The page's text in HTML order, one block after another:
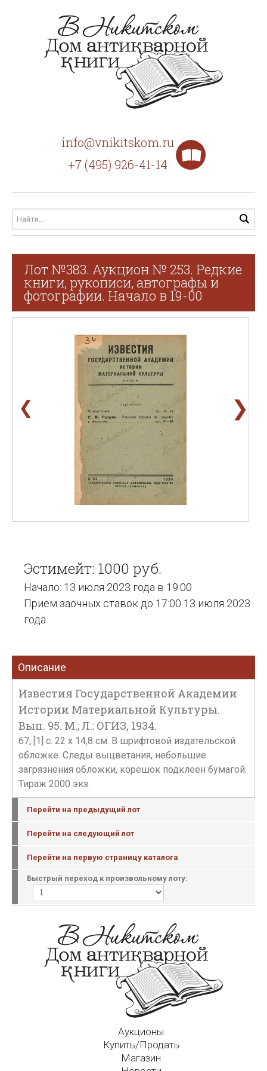
info@vnikitskom.ru
+7 (495) 926-41-14
Лот №383. Аукцион № 253. Редкие
книги, рукописи, автографы и
фотографии. Начало в 19-00
❮ ❯
Эстимейт: 1000 руб.
Начало: 13 июля 2023 года в 19:00
Прием заочных ставок до 17:00 13 июля 2023
года
Описание
Известия Государственной Академии
Истории Материальной Культуры.
Вып. 95. М.; Л.: ОГИЗ, 1934.
67, [1] с. 22 х 14,8 см. В шрифтовой издательской
обложке. Следы выцветания, небольшие
загрязнения обложки, корешок подклеен бумагой.
Тираж 2000 экз.
Перейти на предыдущий лот
Перейти на следующий лот
Перейти на первую страницу каталога
Быстрый переход к произвольному лоту:
Аукционы
Купить/Продать
Магазин